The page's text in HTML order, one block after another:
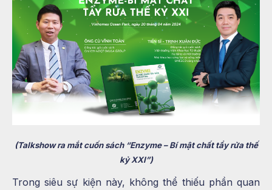
(Talkshow ra mắt cuốn sách “Enzyme – Bí mật chất tẩy rửa thế
kỷ XXI”)
Trong siêu sự kiện này, không thể thiếu phần quan